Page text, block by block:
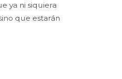
ya ni siquiera
que estarán